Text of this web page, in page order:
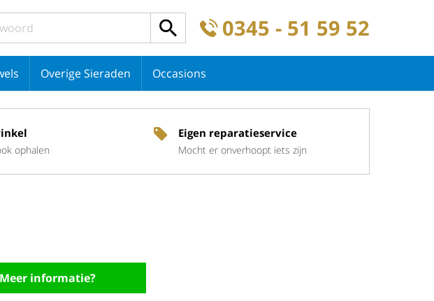
0345 - 51 59 52
Overige Sieraden Occasions
ophalen
Eigen reparatieservice
Mocht er onverhoopt iets zijn
Meer informatie?